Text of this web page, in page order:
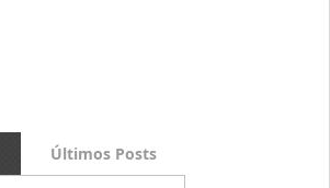
Últimos Posts